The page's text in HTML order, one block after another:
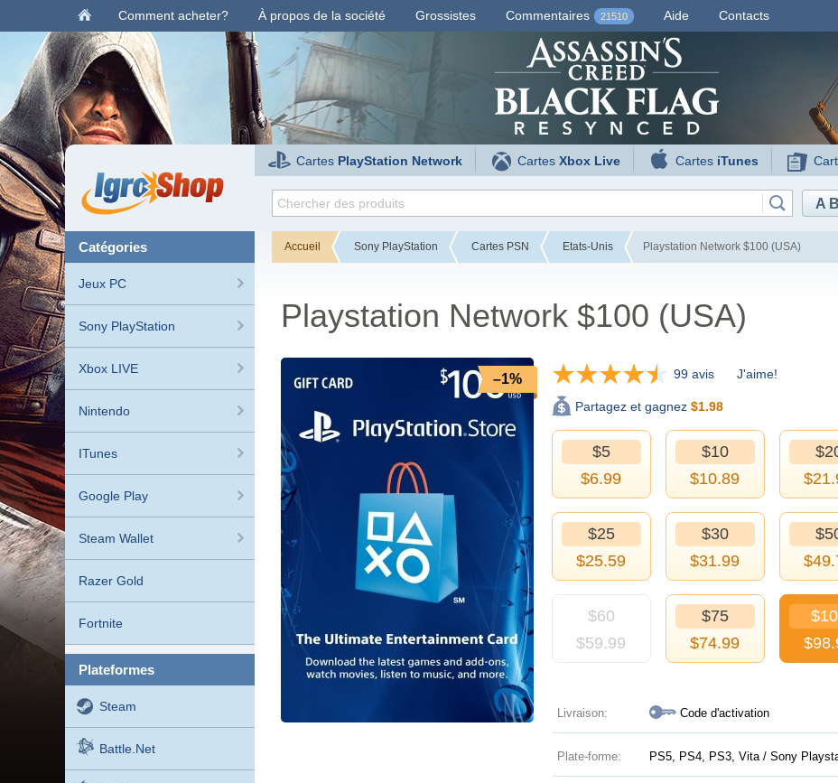
Comment acheter? À propos de la société Grossistes Commentaires 21510 Aide Contacts
Cartes PlayStation Network CartesXbox Live Cartes iTunes
catégories
Jeux PC
Sony PlayStation
Xbox LIVE
Nintendo
ITunes
Google Play
Steam Wallet
Razer Gold
Fortnite
plateformes
Steam
Battle.net
Accueil Sony PlayStation Cartes PSN Etats-Unis Playstation Network $100 (USA)
Playstation Network $100 (USA)
–1% 99 avis J'aime!
Partagez et gagnez $1.98
$5
$6.99
$10
$10.89
$
$25
$25.59
$30
$31.99
$
$60
$59.99
$75
$74.99
$
Livraison: Code d'activation
Plate-forme: PS5, PS4, PS3, Vita / Sony